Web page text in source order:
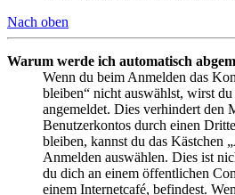
Nach oben
Warum werde ich automatisch
Wenn du beim Anmelden das
bleiben“ nicht auswählst, wirst
angemeldet. Dies verhindert den
Benutzerkontos durch einen
bleiben, kannst du das Kästchen
Anmelden auswählen. Dies ist
du dich an einem öffentlichen
einem Internetcafé, befindest.